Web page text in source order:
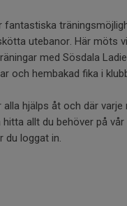
fantastiska
utebanor. Här möts
med Sösdala
och hembakad fika i
hjälps åt och där varje
allt du behöver på vår
du loggat in.